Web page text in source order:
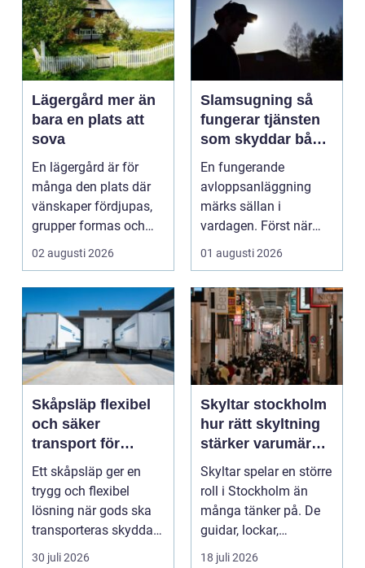
Lägergård mer än
bara en plats att
sova
En lägergård är för
många den plats där
vänskaper fördjupas,
grupper formas och
viktiga samtal får t...
02 augusti 2026
Slamsugning så
fungerar tjänsten
som skyddar både
hus och miljö
En fungerande
avloppsanläggning
märks sällan i
vardagen. Först när
brunnar svämmar över,
avlopp börj...
01 augusti 2026
Skåpsläp flexibel
och säker
transport för
företag och
privatpersoner
Ett skåpsläp ger en
trygg och flexibel
lösning när gods ska
transporteras skyddat
mot väder, insyn o...
30 juli 2026
Skyltar stockholm
hur rätt skyltning
stärker varumärket
i stadsmiljön
Skyltar spelar en större
roll i Stockholm än
många tänker på. De
guidar, lockar,
inspirerar och skap...
18 juli 2026